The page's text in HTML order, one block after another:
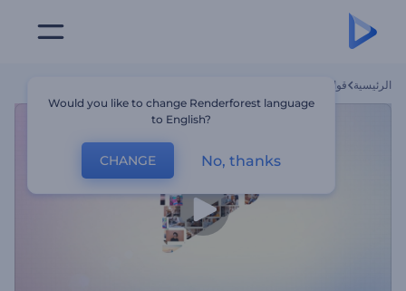
الرئيسية قوالب
Would you like to change Renderforest language
to English?
CHANGE No, thanks